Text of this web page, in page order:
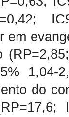
em
1,04-
do